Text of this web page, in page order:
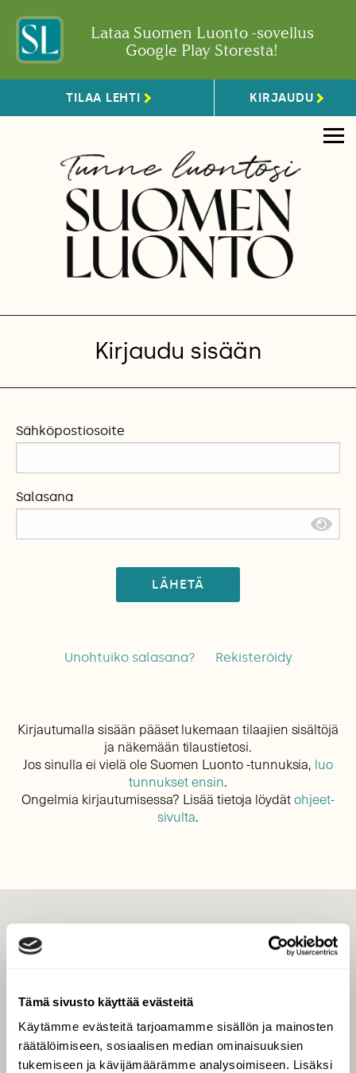
Tämä sivusto käyttää evästeitä
Käytämme evästeitä tarjoamamme sisällön ja mainosten
räätälöimiseen, sosiaalisen median ominaisuuksien
tukemiseen ja kävijämäärämme analysoimiseen. Lisäksi
Lataa Suomen Luonto -sovellus
Google Play Storesta!
TILAA LEHTI KIRJAUDU
Kirjaudu sisään
Sähköpostiosoite
Salasana
LÄHETÄ
Unohtuiko salasana? Rekisteröidy
Kirjautumalla sisään pääset lukemaan tilaajien sisältöjä
ja näkemään tilaustietosi.
Jos sinulla ei vielä ole Suomen Luonto -tunnuksia, luo
tunnukset ensin.
Ongelmia kirjautumisessa? Lisää tietoja löydätohjeet-
sivulta.
Tilaa digilukuoikeus
Äänestä parasta juttua
Tilaa uutiskirje